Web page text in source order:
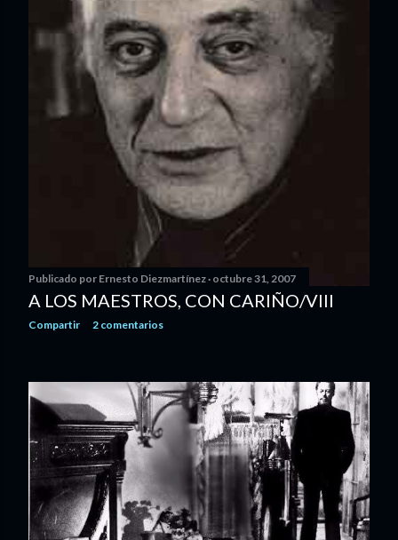
s
Publicado por Ernesto Diezmartínez octubre 31, 2007
A LOS MAESTROS, CON CARIÑO/VIII
Compartir 2 comentarios